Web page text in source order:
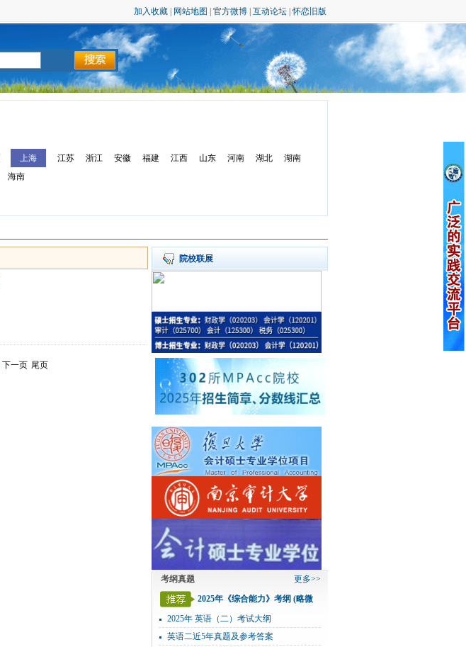
加入收藏 网站地图 官方微博 互动论坛 |怀恋旧版
上海 江苏 浙江 安徽 福建 江西 山东 河南 湖北
湖南
海南
下一页 尾页
院校联展
考纲真题
更多>>
2025年《综合能力》考纲 (略微
变化)
2025年 英语（二）考试大纲
英语二近5年真题及参考答案